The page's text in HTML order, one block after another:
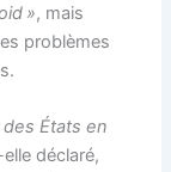
», mais
problèmes
États en
déclaré,